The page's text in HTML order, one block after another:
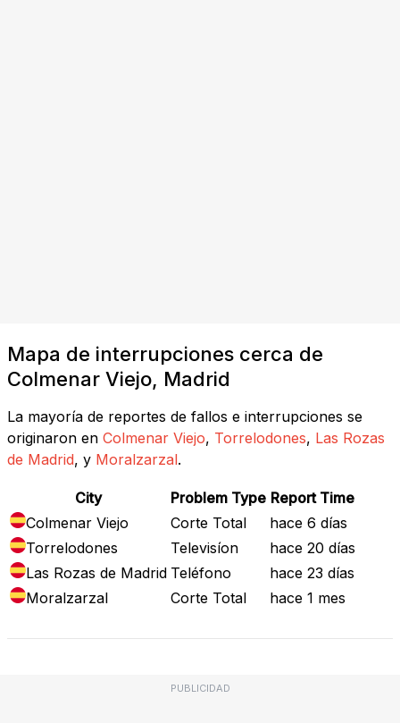
Mapa de interrupciones cerca de
Colmenar Viejo, Madrid
La mayoría de reportes de fallos e interrupciones se
originaron en Colmenar Viejo, Torrelodones, Las Rozas
de Madrid, y Moralzarzal.
City Problem Type Report Time
Colmenar Viejo
Corte Total
hace 6 días
Torrelodones
Televisíon
hace 20 días
Las Rozas de Madrid Teléfono
hace 23 días
Moralzarzal
Corte Total hace 1 mes
PUBLICIDAD